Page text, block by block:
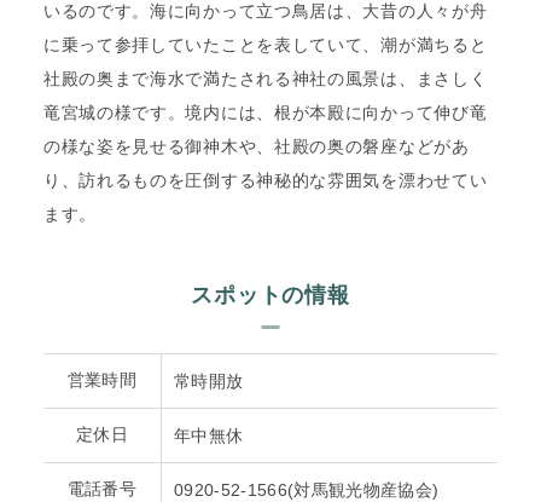
いるのです。海に向かって立つ鳥居は、大昔の人々が舟
に乗って参拝していたことを表していて、潮が満ちると
社殿の奥まで海水で満たされる神社の風景は、まさしく
竜宮城の様です。境内には、根が本殿に向かって伸び竜
の様な姿を見せる御神木や、社殿の奥の磐座などがあ
り、訪れるものを圧倒する神秘的な雰囲気を漂わせてい
ます。
スポットの情報
営業時間 常時開放
定休日 年中無休
電話番号 0920-52-1566(対馬観光物産協会)